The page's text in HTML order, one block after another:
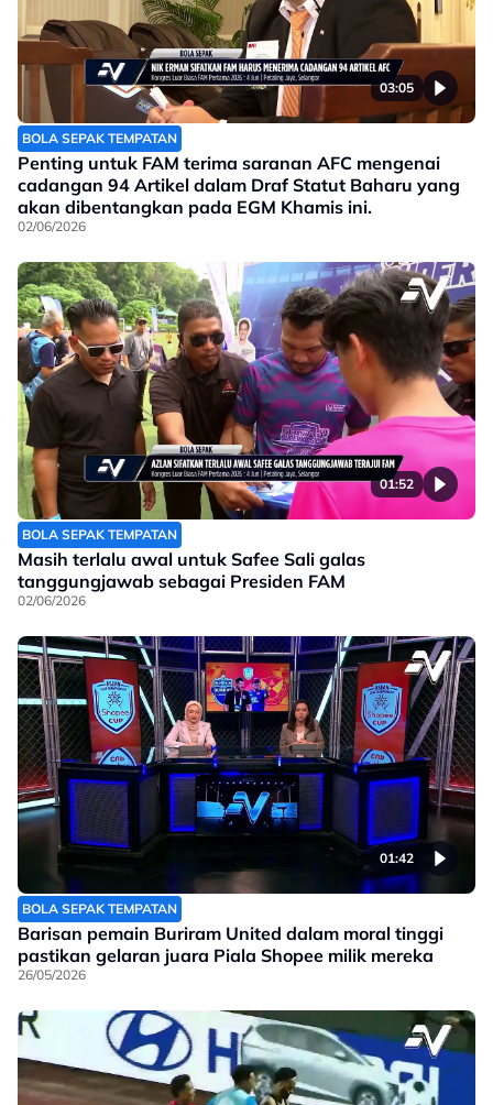
03:05
BOLA SEPAK TEMPATAN
Penting untuk FAM terima saranan AFC mengenai
cadangan 94 Artikel dalam Draf Statut Baharu yang
akan dibentangkan pada EGM Khamis ini.
02/06/2026
01:52
BOLA SEPAK TEMPATAN
Masih terlalu awal untuk Safee Sali galas
tanggungjawab sebagai Presiden FAM
02/06/2026
01:42
BOLA SEPAK TEMPATAN
Barisan pemain Buriram United dalam moral tinggi
pastikan gelaran juara Piala Shopee milik mereka
26/05/2026